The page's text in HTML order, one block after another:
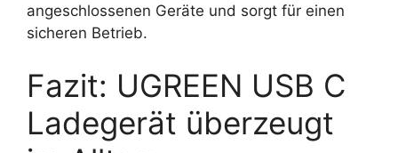
angeschlossenen Geräte und sorgt für einen
sicheren Betrieb.
Fazit: UGREEN USB C
Ladegerät überzeugt